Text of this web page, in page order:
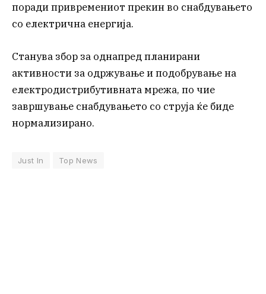
поради привремениот прекин во снабдувањето
со електрична енергија.
Станува збор за однапред планирани
активности за одржување и подобрување на
електродистрибутивната мрежа, по чие
завршување снабдувањето со струја ќе биде
нормализирано.
Just In Top News